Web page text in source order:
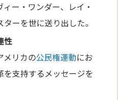
ー・ワンダー、レイ・
ターを世に送り出した。
性
メリカの公民権運動にお
支持するメッセージを